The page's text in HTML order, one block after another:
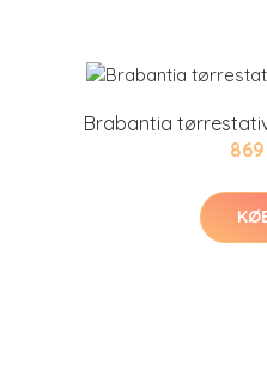
Brabantia